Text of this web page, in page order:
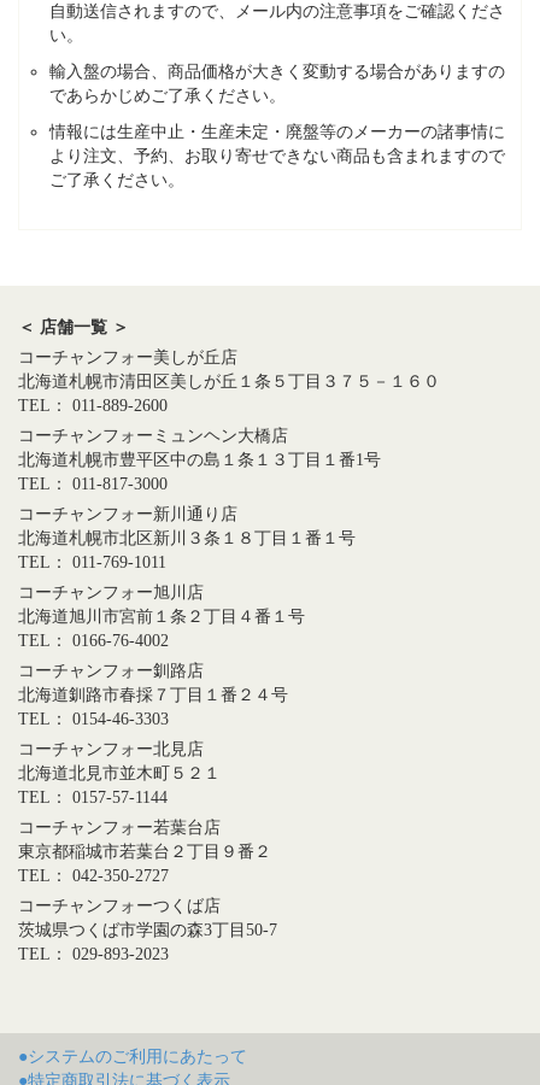
自動送信されますので、メール内の注意事項をご確認くださ
い。
輸入盤の場合、商品価格が大きく変動する場合がありますの
であらかじめご了承ください。
情報には生産中止・生産未定・廃盤等のメーカーの諸事情に
より注文、予約、お取り寄せできない商品も含まれますので
ご了承ください。
＜ 店舗一覧 ＞
コーチャンフォー美しが丘店
北海道札幌市清田区美しが丘１条５丁目３７５－１６０
TEL： 011-889-2600
コーチャンフォーミュンヘン大橋店
北海道札幌市豊平区中の島１条１３丁目１番1号
TEL： 011-817-3000
コーチャンフォー新川通り店
北海道札幌市北区新川３条１８丁目１番１号
TEL： 011-769-1011
コーチャンフォー旭川店
北海道旭川市宮前１条２丁目４番１号
TEL： 0166-76-4002
コーチャンフォー釧路店
北海道釧路市春採７丁目１番２４号
TEL： 0154-46-3303
コーチャンフォー北見店
北海道北見市並木町５２１
TEL： 0157-57-1144
コーチャンフォー若葉台店
東京都稲城市若葉台２丁目９番２
TEL： 042-350-2727
コーチャンフォーつくば店
茨城県つくば市学園の森3丁目50-7
TEL： 029-893-2023
●システムのご利用にあたって
●特定商取引法に基づく表示